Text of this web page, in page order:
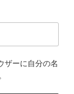
ザーに自分の名